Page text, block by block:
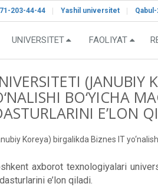
71-203-44-44 Yashil universitet
UNIVERSITET FAOLIYAT
(JANUBIY
BO‘YICHA
E’LON
Koreya) birgalikda Biznes IT
axborot texnologiyalari
e’lon qiladi.